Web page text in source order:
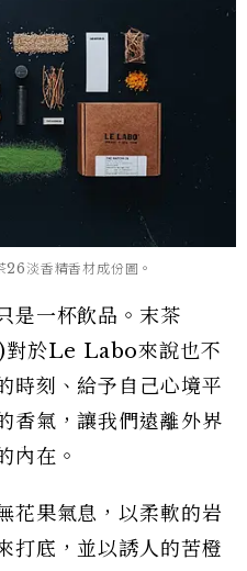
淡香精香材成份圖。
是一杯飲品。末茶
於Le Labo來說也不
時刻、給予自己心境平
香氣，讓我們遠離外界
內在。
花果氣息，以柔軟的岩
打底，並以誘人的苦橙